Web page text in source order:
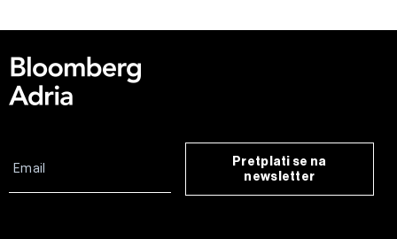
Pretplati se na
newsletter